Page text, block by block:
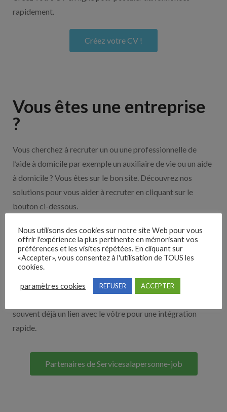
rapidement.
Créez votre CV !
Vous êtes une entreprise
?
Vous cherchez à recruter un ou une professionnelle de
l’aide à domicile par exemple un auxiliaire de vie ou un aide
à domicile ? Vous êtes sur le bon site. Découvrez nos
solutions pour vous aider à recruter en cliquant sur le
bouton ci-dessous.
Nos solutions entreprises
Découvrez nos partenaires ! Moteurs de recherches,
multidiffuseurs, sites payant… nombreux sont nos
souvent déjà un lien avec le vôtre pour une intégration
rapide.
Partenaires de Servicesalapersonne-job
Nous utilisons des cookies sur notre site Web pour vous
offrir l'expérience la plus pertinente en mémorisant vos
préférences et les visites répétées. En cliquant sur
«Accepter», vous consentez à l'utilisation de TOUS les
cookies.
paramètres cookies REFUSER ACCEPTER